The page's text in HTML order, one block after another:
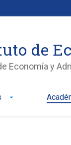
de
Economía y
arrow_drop_down